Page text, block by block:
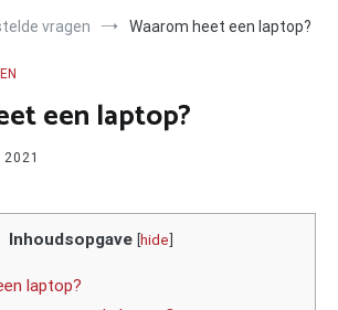
vragen Waarom heet een laptop?
een laptop?
Inhoudsopgave [hide]
laptop?